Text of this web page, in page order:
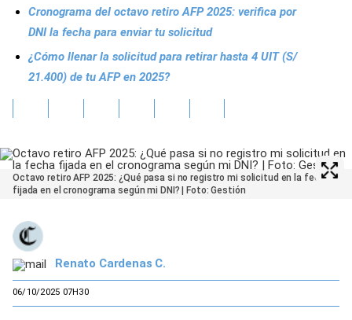
Cronograma del octavo retiro AFP 2025: verifica por
DNI la fecha para enviar tu solicitud
¿Cómo llenar la solicitud para retirar hasta 4 UIT (S/
21.400) de tu AFP en 2025?
Octavo retiro AFP 2025: ¿Qué pasa si no registro mi solicitud en la fecha
fijada en el cronograma según mi DNI? | Foto: Gestión
Renato Cardenas C.
06/10/2025 07H30